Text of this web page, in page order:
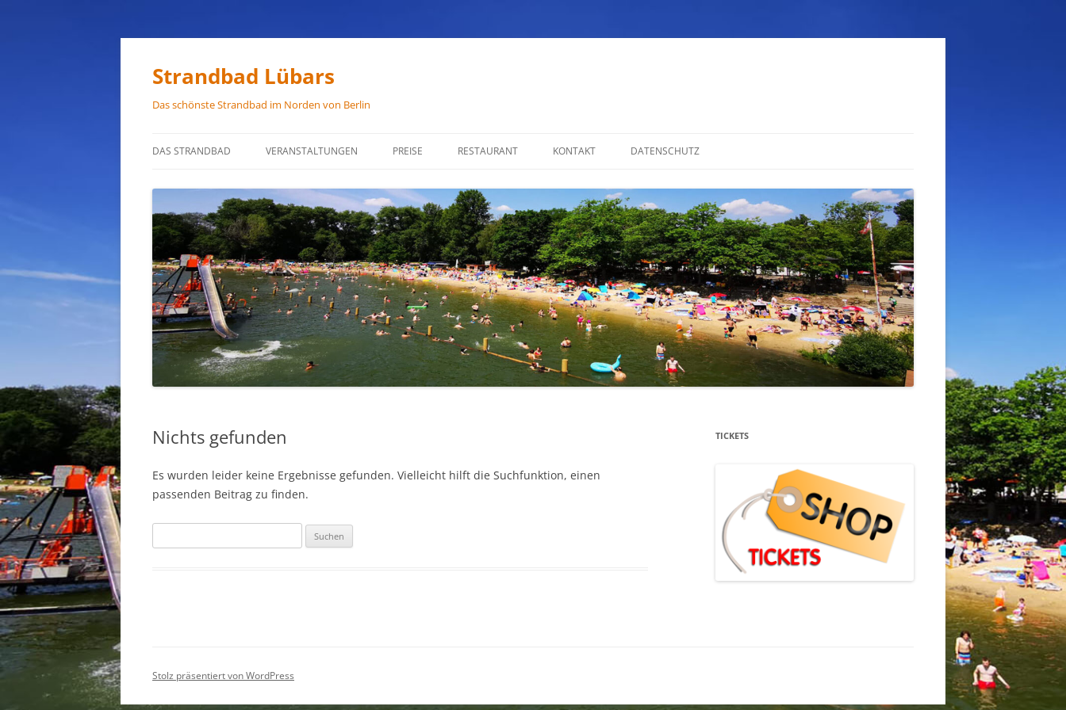
Zum
Strandbad Lübars
Das schönste Strandbad im Norden von Berlin
DAS STRANDBAD
ANFAHRT
HAUSORDNUNG
VERMIETUNG
PRESSEFOTOS
JOB-ANGEBOTE
VERANSTALTUNGEN PREISE RESTAURANT
ÖFFNUNGSZEITEN
PARTYSERVICE
RÄUMLICHKEITEN
KONTAKT DATENSCHUTZ
Nichts gefunden
Es wurden leider keine Ergebnisse gefunden. Vielleicht hilft die Suchfunktion, einen
passenden Beitrag zu finden.
nach:
TICKETS
Stolz präsentiert von WordPress